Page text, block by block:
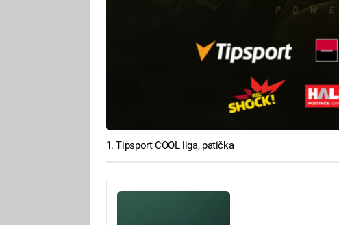
1. Tipsport COOL liga, patička